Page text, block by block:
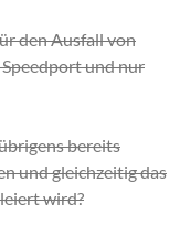
den Ausfall von
und nur
bereits
und gleichzeitig das
wird?